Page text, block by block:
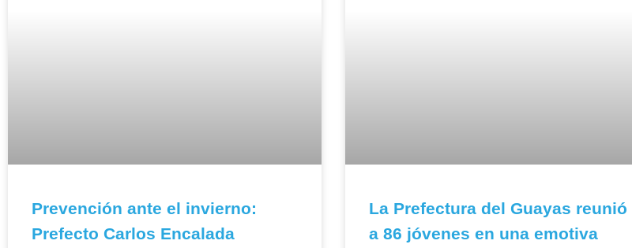
Prevención ante el invierno:
Prefecto Carlos Encalada
La Prefectura del Guayas reunió
a 86 jóvenes en una emotiva